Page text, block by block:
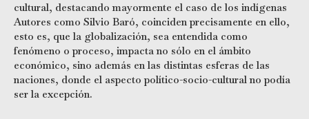
cultural, destacando mayormente el caso de los indígenas
Autores como Silvio Baró, coinciden precisamente en ello,
esto es, que la globalización, sea entendida como
fenómeno o proceso, impacta no sólo en el ámbito
económico, sino además en las distintas esferas de las
naciones, donde el aspecto político-socio-cultural no podía
ser la excepción.